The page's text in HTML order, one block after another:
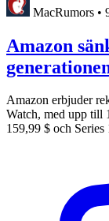
MacRumors •
Amazon
Amazon erbjuder
Watch, med upp till
159,99 $ och Series